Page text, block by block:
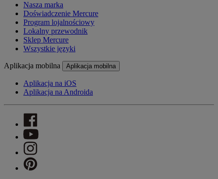
Nasza marka
Doświadczenie Mercure
Program lojalnościowy
Lokalny przewodnik
Sklep Mercure
Wszystkie języki
Aplikacja mobilna Aplikacja mobilna
Aplikacja na iOS
Aplikacja na Androida